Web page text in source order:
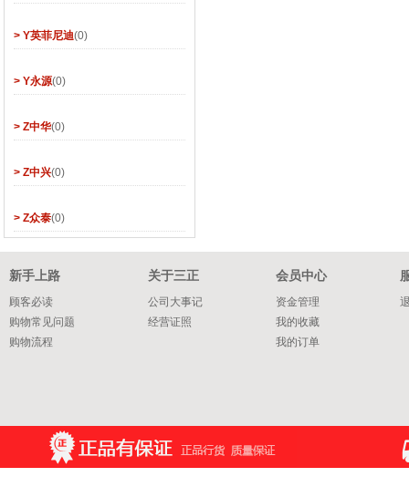
> Y英菲尼迪(0)
> Y永源(0)
> Z中华(0)
> Z中兴(0)
> Z众泰(0)
新手上路
顾客必读
购物常见问题
购物流程
关于三正
公司大事记
经营证照
会员中心
资金管理
我的收藏
我的订单